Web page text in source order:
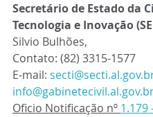
Secretário de Estado da
Tecnologia e Inovação
Silvio Bulhões,
Contato: (82) 3315-1577
E-mail:
Oficio Notificação nº 1.179